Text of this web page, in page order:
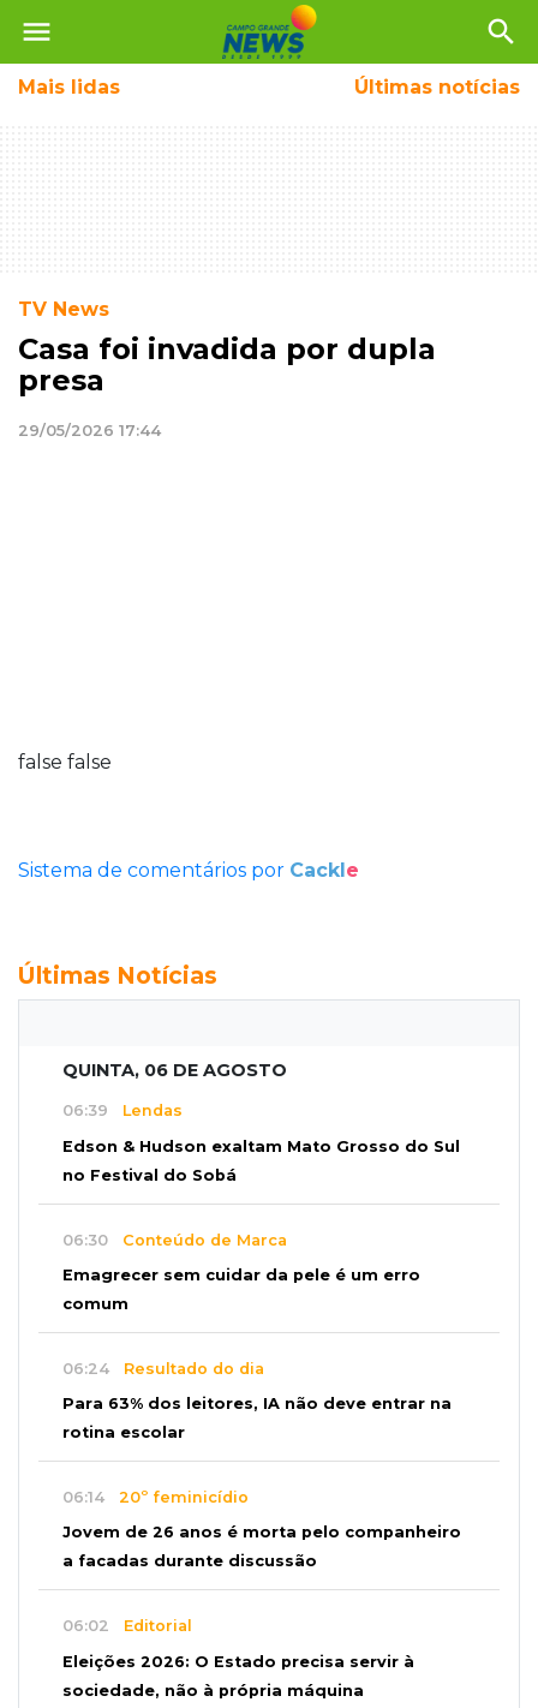
menu search
Mais lidas Últimas notícias
TV News
Casa foi invadida por dupla
presa
29/05/2026 17:44
false false
Sistema de comentários por Cackle
Últimas Notícias
QUINTA, 06 DE AGOSTO
06:39 Lendas
Edson & Hudson exaltam Mato Grosso do Sul
no Festival do Sobá
06:30 Conteúdo de Marca
Emagrecer sem cuidar da pele é um erro
comum
06:24 Resultado do dia
Para 63% dos leitores, IA não deve entrar na
rotina escolar
06:14 20º feminicídio
Jovem de 26 anos é morta pelo companheiro
a facadas durante discussão
06:02 Editorial
Eleições 2026: O Estado precisa servir à
sociedade, não à própria máquina